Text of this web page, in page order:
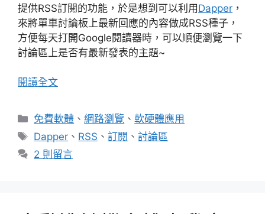
提供RSS訂閱的功能，於是想到可以利用Dapper ，
來將單車討論板上最新回應的內容做成RSS種子，
方便每天打開Google閱讀器時，可以順便瀏覽一下
討論區上是否有最新發表的主題~
閱讀全文
分
類
免費軟體 、網路瀏覽 、軟硬體應用
標
籤
Dapper 、 RSS 、訂閱 、討論區
2 則留言